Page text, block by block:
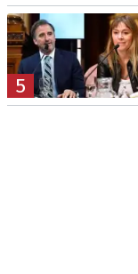
5